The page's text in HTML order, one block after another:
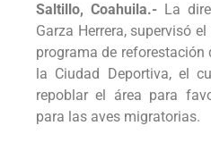
Saltillo, Coahuila.-La
Garza Herrera, supervisó
programa de reforestación
la Ciudad Deportiva, el
repoblar el área para
para las aves migratorias.